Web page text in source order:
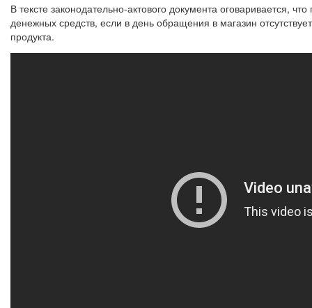
В тексте законодательно-актового документа оговаривается,
денежных средств, если в день обращения в магазин
продукта.